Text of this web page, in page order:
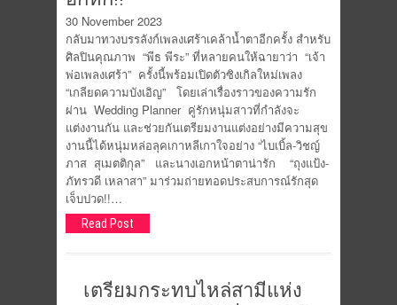
30 November 2023
กลับมาทวงบรรลังก์เพลงเศร้าเคล้าน้ำตาอีกครั้ง สำหรับ
ศิลปินคุณภาพ “พีธ พีระ” ที่หลายคนให้ฉายาว่า “เจ้า
พ่อเพลงเศร้า” ครั้งนี้พร้อมเปิดตัวซิงเกิลใหม่เพลง
“เกลียดความบังเอิญ” โดยเล่าเรื่องราวของความรัก
ผ่าน Wedding Planner คู่รักหนุ่มสาวที่กำลังจะ
แต่งงานกัน และช่วยกันเตรียมงานแต่งอย่างมีความสุข
งานนี้ได้หนุ่มหล่อลุคเกาหลีเกาใจอย่าง “ไบเบิ้ล-วิชญ์
ภาส สุเมตติกุล” และนางเอกหน้าตาน่ารัก “ถุงแป้ง-
ภัทรวดี เหลาสา” มาร่วมถ่ายทอดประสบการณ์รักสุด
เจ็บปวด!!…
Read Post
เตรียมกระทบไหล่สามีแห่ง